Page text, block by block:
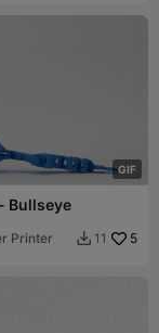
GIF
Bullseye
Printer  11 5